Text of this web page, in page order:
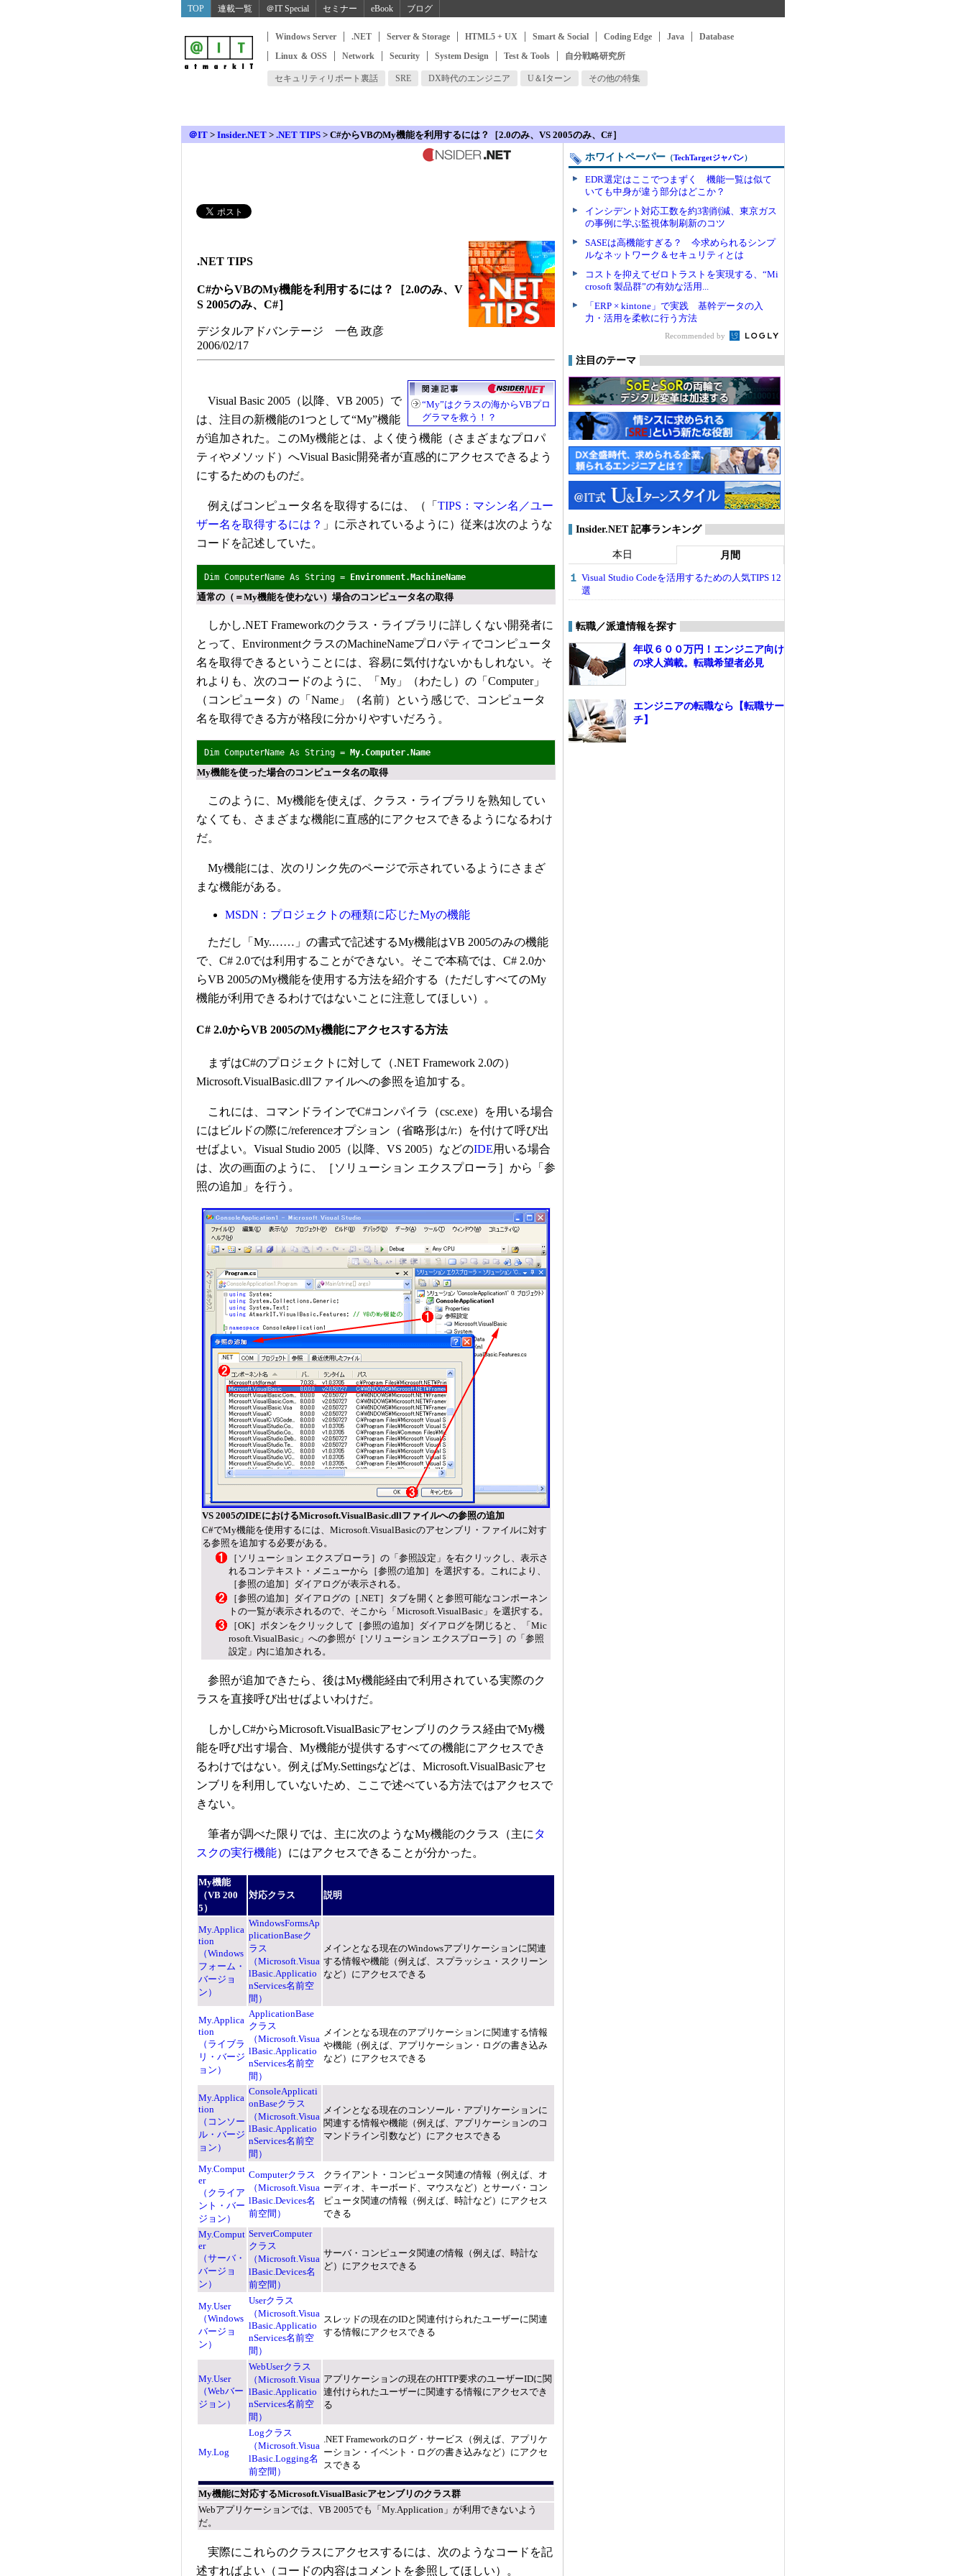
TOP 連載一覧 ＠IT Special セミナー eBook ブログ
Windows Server .NET Server & Storage HTML5 + UX Smart & Social Coding Edge Java
Database
Linux ＆ OSS
Network Security System Design Test & Tools 自分戦略研究所
セキュリティリポート裏話 SRE DX時代のエンジニア U＆Iターン その他の特集
＠IT > Insider.NET > .NET TIPS > C#からVBのMy機能を利用するには？［2.0のみ、VS 2005のみ、C#］
.NET TIPS
C#からVBのMy機能を利用するには？［2.0のみ、V
S 2005のみ、C#］
デジタルアドバンテージ 一色 政彦
2006/02/17
“My”はクラスの海からVBプロ
グラマを救う！？
Visual Basic 2005（以降、VB 2005）で
は、注目の新機能の1つとして“My”機能
が追加された。このMy機能とは、よく使う機能（さまざまなプロパ
ティやメソッド）へVisual Basic開発者が直感的にアクセスできるよう
にするためのものだ。
例えばコンピュータ名を取得するには、（「 TIPS：マシン名／ユー
ザー名を取得するには？ 」に示されているように）従来は次のような
コードを記述していた。
Dim ComputerName As String = Environment.MachineName
通常の（＝My機能を使わない）場合のコンピュータ名の取得
しかし.NET Frameworkのクラス・ライブラリに詳しくない開発者に
とって、EnvironmentクラスのMachineNameプロパティでコンピュータ
名を取得できるということには、容易に気付けないかもしれない。そ
れよりも、次のコードのように、「My」（わたし）の「Computer」
（コンピュータ）の「Name」（名前）という感じで、コンピュータ
名を取得できる方が格段に分かりやすいだろう。
Dim ComputerName As String = My.Computer.Name
My機能を使った場合のコンピュータ名の取得
このように、My機能を使えば、クラス・ライブラリを熟知してい
なくても、さまざまな機能に直感的にアクセスできるようになるわけ
だ。
My機能には、次のリンク先のページで示されているようにさまざ
まな機能がある。
MSDN：プロジェクトの種類に応じたMyの機能
ただし「My.……」の書式で記述するMy機能はVB 2005のみの機能
で、C# 2.0では利用することができない。そこで本稿では、C# 2.0か
らVB 2005のMy機能を使用する方法を紹介する（ただしすべてのMy
機能が利用できるわけではないことに注意してほしい）。
C# 2.0からVB 2005のMy機能にアクセスする方法
まずはC#のプロジェクトに対して（.NET Framework 2.0の）
Microsoft.VisualBasic.dllファイルへの参照を追加する。
これには、コマンドラインでC#コンパイラ（csc.exe）を用いる場合
にはビルドの際に/referenceオプション（省略形は/r:）を付けて呼び出
せばよい。Visual Studio 2005（以降、VS 2005）などのIDE用いる場合
は、次の画面のように、［ソリューション エクスプローラ］から「参
照の追加」を行う。
VS 2005のIDEにおけるMicrosoft.VisualBasic.dllファイルへの参照の追加
C#でMy機能を使用するには、Microsoft.VisualBasicのアセンブリ・ファイルに対す
る参照を追加する必要がある。
［ソリューション エクスプローラ］の「参照設定」を右クリックし、表示さ
れるコンテキスト・メニューから［参照の追加］を選択する。これにより、
［参照の追加］ダイアログが表示される。
［参照の追加］ダイアログの［.NET］タブを開くと参照可能なコンポーネン
トの一覧が表示されるので、そこから「Microsoft.VisualBasic」を選択する。
［OK］ボタンをクリックして［参照の追加］ダイアログを閉じると、「Mic
rosoft.VisualBasic」への参照が［ソリューション エクスプローラ］の「参照
設定」内に追加される。
参照が追加できたら、後はMy機能経由で利用されている実際のク
ラスを直接呼び出せばよいわけだ。
しかしC#からMicrosoft.VisualBasicアセンブリのクラス経由でMy機
能を呼び出す場合、My機能が提供するすべての機能にアクセスでき
るわけではない。例えばMy.Settingsなどは、Microsoft.VisualBasicアセ
ンブリを利用していないため、ここで述べている方法ではアクセスで
きない。
筆者が調べた限りでは、主に次のようなMy機能のクラス（主に タ
スクの実行機能）にはアクセスできることが分かった。
My機能
（VB 200
5）
対応クラス 説明
My.Applica
tion
（Windows
フォーム・
バージョ
ン）
WindowsFormsAp
plicationBaseク
ラス
（Microsoft.Visua
lBasic.Applicatio
nServices名前空
間）
メインとなる現在のWindowsアプリケーションに関連
する情報や機能（例えば、スプラッシュ・スクリーン
など）にアクセスできる
My.Applica
tion
（ライブラ
リ・バージ
ョン）
ApplicationBase
クラス
（Microsoft.Visua
lBasic.Applicatio
nServices名前空
間）
メインとなる現在のアプリケーションに関連する情報
や機能（例えば、アプリケーション・ログの書き込み
など）にアクセスできる
My.Applica
tion
（コンソー
ル・バージ
ョン）
ConsoleApplicati
onBaseクラス
（Microsoft.Visua
lBasic.Applicatio
nServices名前空
間）
メインとなる現在のコンソール・アプリケーションに
関連する情報や機能（例えば、アプリケーションのコ
マンドライン引数など）にアクセスできる
My.Comput
er
（クライア
ント・バー
ジョン）
Computerクラス
（Microsoft.Visua
lBasic.Devices名
前空間）
クライアント・コンピュータ関連の情報（例えば、オ
ーディオ、キーボード、マウスなど）とサーバ・コン
ピュータ関連の情報（例えば、時計など）にアクセス
できる
My.Comput
er
（サーバ・
バージョ
ン）
ServerComputer
クラス
（Microsoft.Visua
lBasic.Devices名
前空間）
サーバ・コンピュータ関連の情報（例えば、時計な
ど）にアクセスできる
My.User
（Windows
バージョ
ン）
Userクラス
（Microsoft.Visua
lBasic.Applicatio
nServices名前空
間）
スレッドの現在のIDと関連付けられたユーザーに関連
する情報にアクセスできる
My.User
（Webバー
ジョン）
WebUserクラス
（Microsoft.Visua
lBasic.Applicatio
nServices名前空
間）
アプリケーションの現在のHTTP要求のユーザーIDに関
連付けられたユーザーに関連する情報にアクセスでき
る
My.Log
Logクラス
（Microsoft.Visua
lBasic.Logging名
前空間）
.NET Frameworkのログ・サービス（例えば、アプリケ
ーション・イベント・ログの書き込みなど）にアクセ
スできる
My機能に対応するMicrosoft.VisualBasicアセンブリのクラス群
Webアプリケーションでは、VB 2005でも「My.Application」が利用できないよう
だ。
実際にこれらのクラスにアクセスするには、次のようなコードを記
述すればよい（コードの内容はコメントを参照してほしい）。
ホワイトペーパー （TechTargetジャパン）
EDR選定はここでつまずく 機能一覧は似て
いても中身が違う部分はどこか？
インシデント対応工数を約3割削減、東京ガス
の事例に学ぶ監視体制刷新のコツ
SASEは高機能すぎる？ 今求められるシンプ
ルなネットワーク＆セキュリティとは
コストを抑えてゼロトラストを実現する、“Mi
crosoft 製品群”の有効な活用...
「ERP × kintone」で実践 基幹データの入
力・活用を柔軟に行う方法
Recommended by
注目のテーマ
Insider.NET 記事ランキング
本日 月間
Visual Studio Codeを活用するための人気TIPS 12
選
転職／派遣情報を探す
年収６００万円！エンジニア向け
の求人満載。転職希望者必見
エンジニアの転職なら【転職サー
チ】